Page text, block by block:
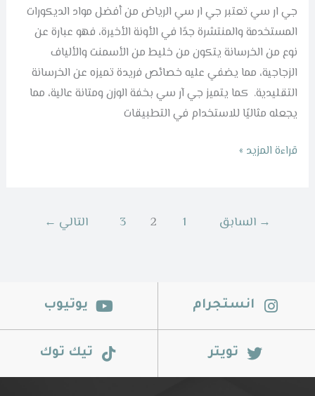
جي ار سي تعتبر جي ار سي الرياض من أفضل مواد الديكورات
المستخدمة والمنتشرة جدًا في الأونة الأخيرة، فهو عبارة عن
نوع من الخرسانة يتكون من خليط من الأسمنت والألياف
الزجاجية، مما يضفي عليه خصائص فريدة تميزه عن الخرسانة
التقليدية. كما يتميز جي آر سي بخفة الوزن ومتانة عالية، مما
يجعله مثاليًا للاستخدام في التطبيقات
خصم
35%
قراءة المزيد »
→ السابق 1
2
3 التالي ←
انستجرام يوتيوب
تويتر تيك توك